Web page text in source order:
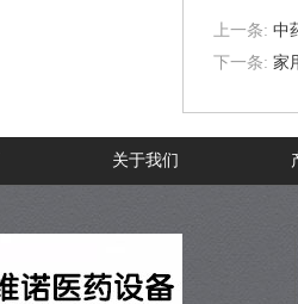
上一条: 中
下一条: 家
关于我们